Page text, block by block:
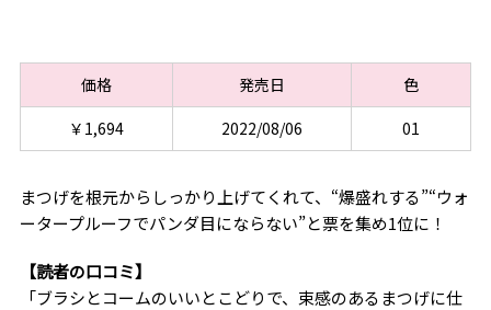
価格 発売日
色
￥1,694
2022/08/06 01
まつげを根元からしっかり上げてくれて、“爆盛れする”“ウォ
ータープルーフでパンダ目にならない”と票を集め1位に！
【読者の口コミ】
「ブラシとコームのいいとこどりで、束感のあるまつげに仕